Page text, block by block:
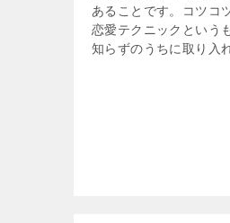
あることです。コツコ
恋愛テクニックという
知らずのうちに取り入